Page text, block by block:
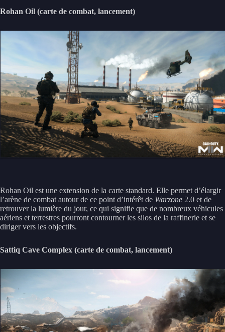
Rohan Oil (carte de combat, lancement)
Rohan Oil est une extension de la carte standard. Elle permet d’élargir
l’arène de combat autour de ce point d’intérêt de Warzone 2.0 et de
retrouver la lumière du jour, ce qui signifie que de nombreux véhicules
aériens et terrestres pourront contourner les silos de la raffinerie et se
diriger vers les objectifs.
Sattiq Cave Complex (carte de combat, lancement)